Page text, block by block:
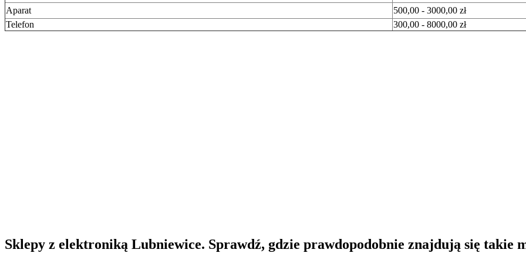
Aparat
500,00 - 3000,00 zł
Telefon
300,00 - 8000,00 zł
Sklepy z elektroniką Lubniewice. Sprawdź, gdzie prawdopodobnie znajdują się takie